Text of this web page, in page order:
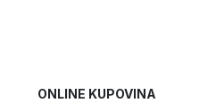
ONLINE KUPOVINA